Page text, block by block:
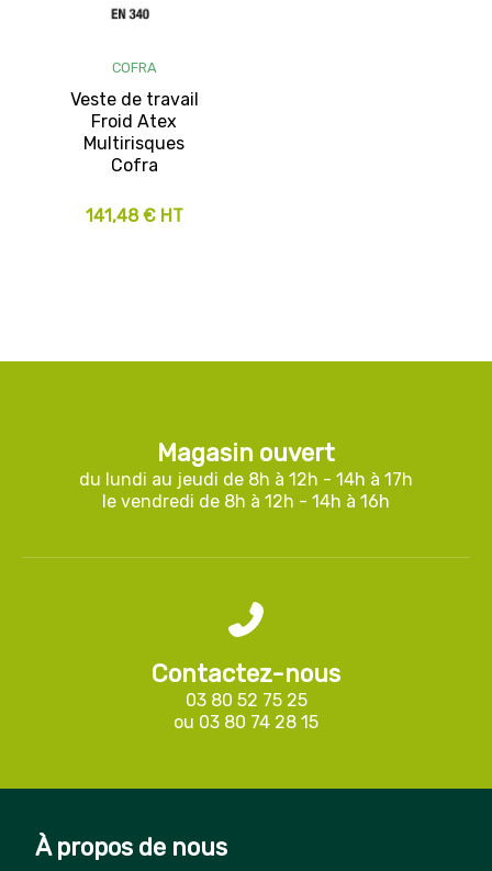
COFRA
Veste de travail
Froid Atex
Multirisques
Cofra
141,48 € HT
Magasin ouvert
du lundi au jeudi de 8h à 12h - 14h à 17h
le vendredi de 8h à 12h - 14h à 16h
Contactez-nous
03 80 52 75 25
ou 03 80 74 28 15
À propos de nous